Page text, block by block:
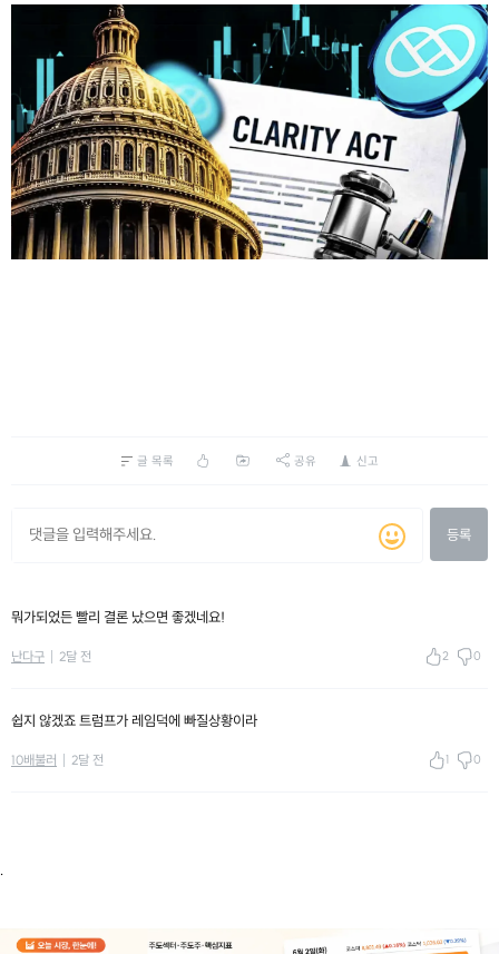
글 목록 공유 신고
등록
뭐가되었든 빨리 결론 났으면 좋겠네요!
난다구 2달 전 2 0
쉽지 않겠죠 트럼프가 레임덕에 빠질상황이라
10배불러 2달 전 1 0
.